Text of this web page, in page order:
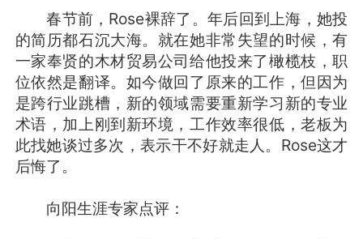
春节前，Rose裸辞了。年后回到上海，她投
的简历都石沉大海。就在她非常失望的时候，有
一家奉贤的木材贸易公司给他投来了橄榄枝，职
位依然是翻译。如今做回了原来的工作，但因为
是跨行业跳槽，新的领域需要重新学习新的专业
术语，加上刚到新环境，工作效率很低，老板为
此找她谈过多次，表示干不好就走人。Rose这才
后悔了。
向阳生涯专家点评：